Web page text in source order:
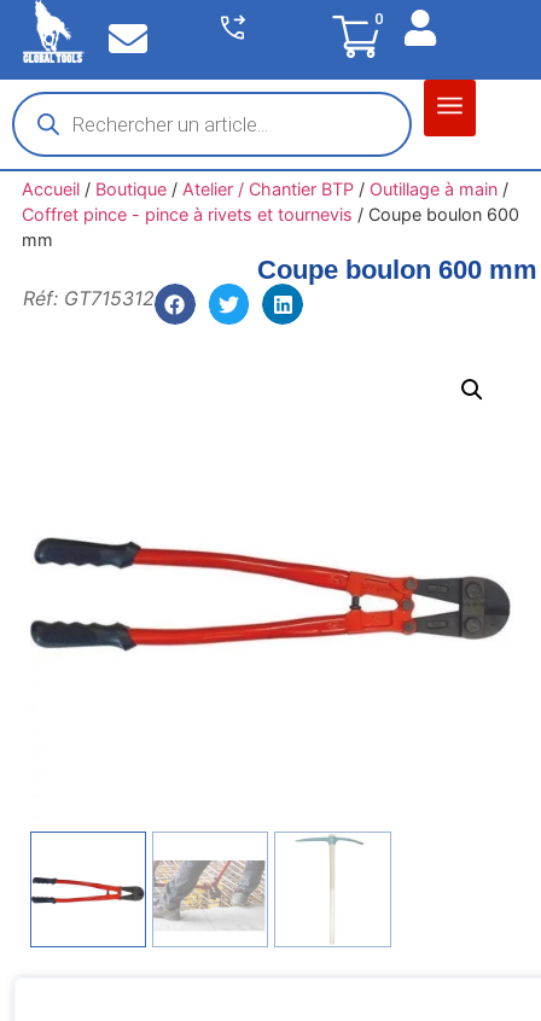
0
Accueil/ Boutique/ Atelier / Chantier BTP/ Outillage à main/
Coffret pince - pince à rivets et tournevis / Coupe boulon 600
mm
Coupe boulon 600 mm
Réf: GT715312